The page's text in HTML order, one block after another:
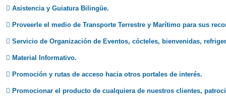
 Asistencia y Guiatura Bilingüe.
 Proveerle el medio de Transporte Terrestre y Marítimo para sus
 Servicio de Organización de Eventos, cócteles, bienvenidas,
 Material Informativo.
 Promoción y rutas de acceso hacia otros portales de interés.
 Promocionar el producto de cualquiera de nuestros clientes,